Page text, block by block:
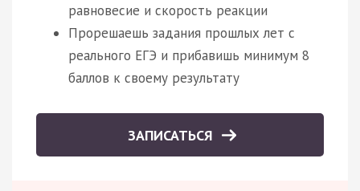
равновесие и скорость реакции
Прорешаешь задания прошлых лет с
реального ЕГЭ и прибавишь минимум 8
баллов к своему результату
ЗАПИСАТЬСЯ